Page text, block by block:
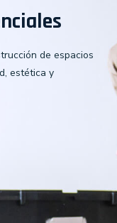
de espacios
estética y